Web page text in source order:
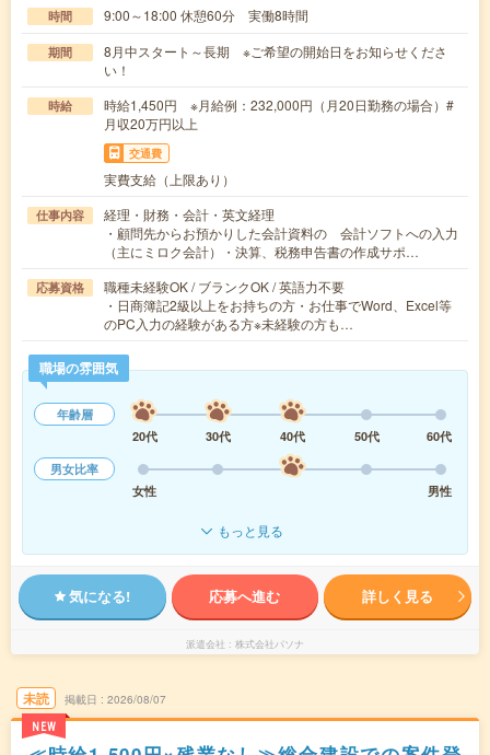
時間 9:00～18:00 休憩60分 実働8時間
期間
8月中スタート～長期 ※ご希望の開始日をお知らせくださ
い！
時給
時給1,450円 ※月給例：232,000円（月20日勤務の場合）#
月収20万円以上
交通費
実費支給（上限あり）
仕事内容
経理・財務・会計・英文経理
・顧問先からお預かりした会計資料の 会計ソフトへの入力
（主にミロク会計）・決算、税務申告書の作成サポ…
応募資格
職種未経験OK / ブランクOK / 英語力不要
・日商簿記2級以上をお持ちの方・お仕事でWord、Excel等
のPC入力の経験がある方※未経験の方も…
職場の雰囲気
年齢層
20代
30代 40代 50代
60代
男女比率
女性
男性
もっと見る
気になる! 応募へ進む 詳しく見る
派遣会社 株式会社パソナ
未読
NEW
掲載日 2026/08/07